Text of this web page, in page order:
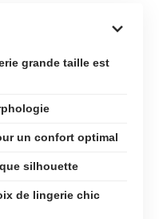
grande taille est
un confort optimal
silhouette
de lingerie chic